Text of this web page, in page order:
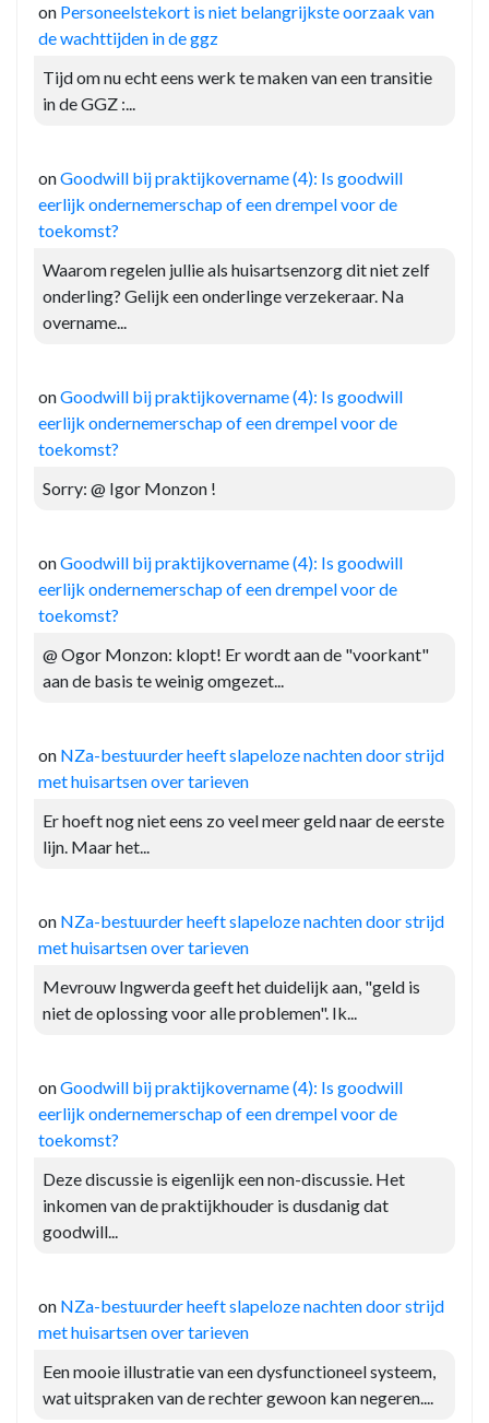
on Personeelstekort is niet belangrijkste oorzaak van
de wachttijden in de ggz
Tijd om nu echt eens werk te maken van een transitie
in de GGZ :...
onGoodwill bij praktijkovername (4): Is goodwill
eerlijk ondernemerschap of een drempel voor de
toekomst?
Waarom regelen jullie als huisartsenzorg dit niet zelf
onderling? Gelijk een onderlinge verzekeraar. Na
overname...
onGoodwill bij praktijkovername (4): Is goodwill
eerlijk ondernemerschap of een drempel voor de
toekomst?
Sorry: @ Igor Monzon !
onGoodwill bij praktijkovername (4): Is goodwill
eerlijk ondernemerschap of een drempel voor de
toekomst?
@ Ogor Monzon: klopt! Er wordt aan de "voorkant"
aan de basis te weinig omgezet...
on NZa-bestuurder heeft slapeloze nachten door strijd
met huisartsen over tarieven
Er hoeft nog niet eens zo veel meer geld naar de eerste
lijn. Maar het...
on NZa-bestuurder heeft slapeloze nachten door strijd
met huisartsen over tarieven
Mevrouw Ingwerda geeft het duidelijk aan, "geld is
niet de oplossing voor alle problemen". Ik...
onGoodwill bij praktijkovername (4): Is goodwill
eerlijk ondernemerschap of een drempel voor de
toekomst?
Deze discussie is eigenlijk een non-discussie. Het
inkomen van de praktijkhouder is dusdanig dat
goodwill...
on NZa-bestuurder heeft slapeloze nachten door strijd
met huisartsen over tarieven
Een mooie illustratie van een dysfunctioneel systeem,
wat uitspraken van de rechter gewoon kan negeren....